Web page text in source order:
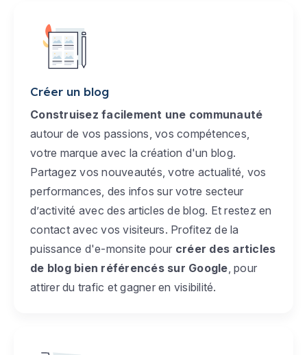
Créer un blog
Construisez facilement une communauté
autour de vos passions, vos compétences,
votre marque avec la création d'un blog.
Partagez vos nouveautés, votre actualité, vos
performances, des infos sur votre secteur
d’activité avec des articles de blog. Et restez en
contact avec vos visiteurs. Profitez de la
puissance d'e-monsite pour créer des articles
de blog bien référencés sur Google , pour
attirer du trafic et gagner en visibilité.